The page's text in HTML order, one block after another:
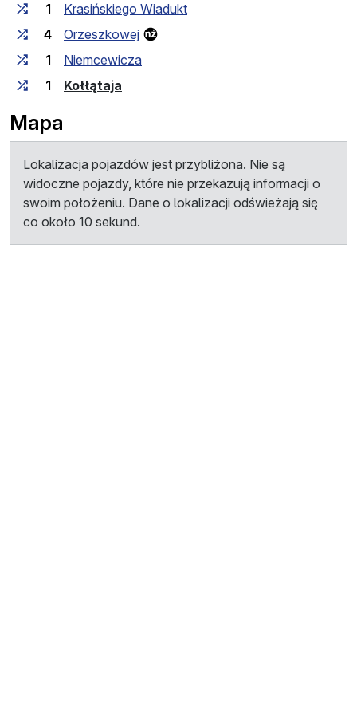
1
Krasińskiego Wiadukt
4
Orzeszkowej
1
Niemcewicza
1
Kołłątaja
Mapa
Lokalizacja pojazdów jest przybliżona. Nie są
widoczne pojazdy, które nie przekazują informacji o
swoim położeniu. Dane o lokalizacji odświeżają się
co około 10 sekund.